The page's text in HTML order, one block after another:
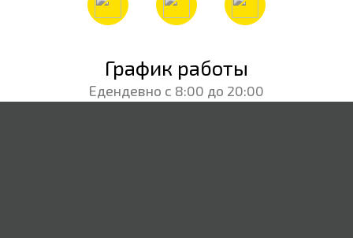
График работы
Едендевно с 8:00 до 20:00